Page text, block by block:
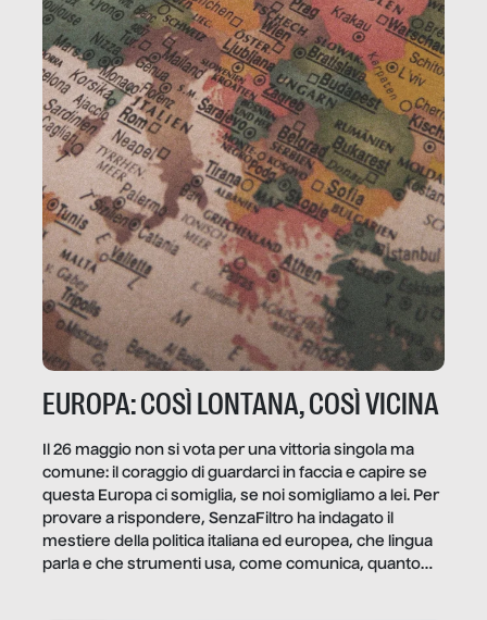
EUROPA: COSÌ LONTANA, COSÌ VICINA
Il 26 maggio non si vota per una vittoria singola ma
comune: il coraggio di guardarci in faccia e capire se
questa Europa ci somiglia, se noi somigliamo a lei. Per
provare a rispondere, SenzaFiltro ha indagato il
mestiere della politica italiana ed europea, che lingua
parla e che strumenti usa, come comunica, quanto